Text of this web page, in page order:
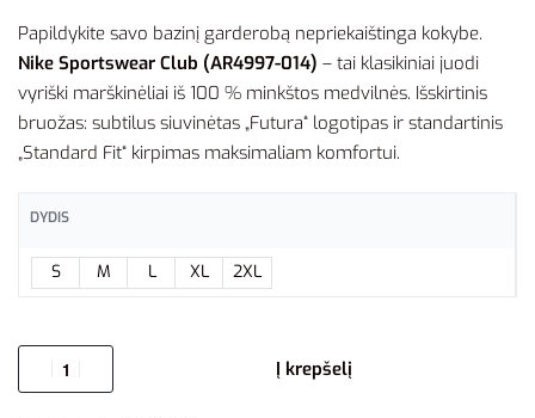
Papildykite savo bazinį garderobą nepriekaištinga kokybe.
Nike Sportswear Club (AR4997-014) – tai klasikiniai juodi
vyriški marškinėliai iš 100 % minkštos medvilnės. Išskirtinis
bruožas: subtilus siuvinėtas „Futura“ logotipas ir standartinis
„Standard Fit“ kirpimas maksimaliam komfortui.
DYDIS
S M L XL 2XL
Į krepšelį